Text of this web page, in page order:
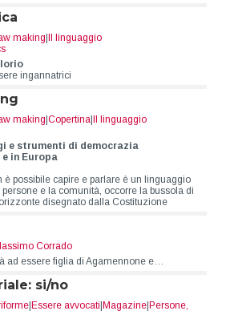
making|Il linguaggio
ingannatrici
making|Copertina|Il linguaggio
e strumenti di democrazia
in Europa
possibile capire e parlare è un linguaggio
e la comunità, occorre la bussola di
disegnato dalla Costituzione
Corrado
ad essere figlia di Agamennone e…
si/no
|Essere avvocati|Magazine|Persone,